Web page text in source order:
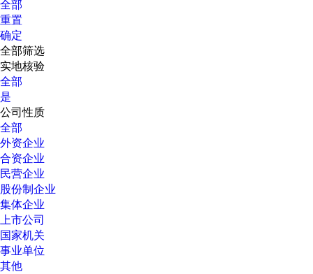
全部
重置
确定
全部筛选
实地核验
全部
是
公司性质
全部
外资企业
合资企业
民营企业
股份制企业
集体企业
上市公司
国家机关
事业单位
其他